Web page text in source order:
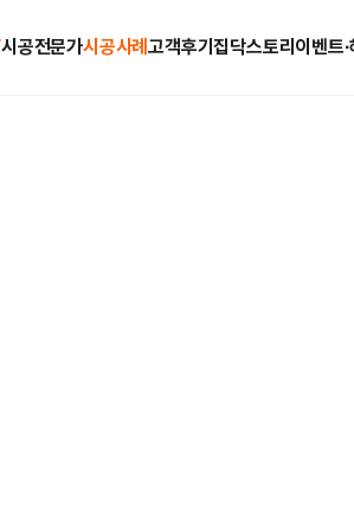
시공전문가시공사례고객후기집닥스토리 이벤트